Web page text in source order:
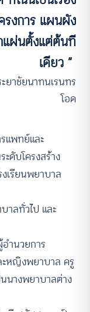
รงการ แผนผัง
แผ่นตั้งแต่ต้นที
เดียว ”
ยาชัยนาทนเรนทร
โอด
แพทย์และ
ดับโครงสร้าง
เรียนพยาบาล
าลทั่วไป และ
อำนวยการ
ะหญิงพยาบาล ครู
นางพยาบาลต่าง